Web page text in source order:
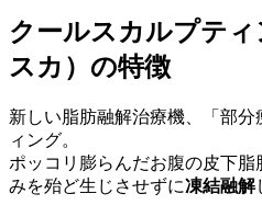
クールスカルプテ
スカ）の特徴
新しい脂肪融解治療機、「部
ィング。
ポッコリ膨らんだお腹の皮下
みを殆ど生じさせずに凍結融解